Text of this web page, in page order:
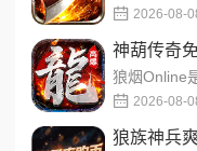
2026-08-
神葫传奇
2026-08-
狼族神兵